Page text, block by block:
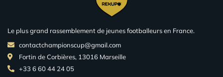
Le plus grand rassemblement de jeunes footballeurs en France.
contactchampionscup@gmail.com
Fortin de Corbières, 13016 Marseille
+33 6 60 44 24 05